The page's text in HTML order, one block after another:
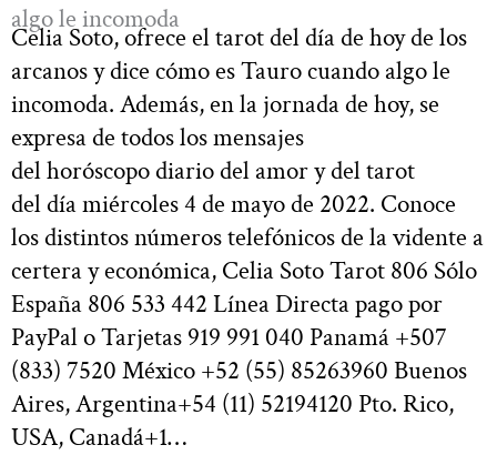
algo le incomoda
Celia Soto, ofrece el tarot del día de hoy de los
arcanos y dice cómo es Tauro cuando algo le
incomoda. Además, en la jornada de hoy, se
expresa de todos los mensajes
del horóscopo diario del amor y del tarot
del día miércoles 4 de mayo de 2022. Conoce
los distintos números telefónicos de la vidente a
certera y económica, Celia Soto Tarot 806 Sólo
España 806 533 442 Línea Directa pago por
PayPal o Tarjetas 919 991 040 Panamá +507
(833) 7520 México +52 (55) 85263960 Buenos
Aires, Argentina+54 (11) 52194120 Pto. Rico,
USA, Canadá+1…